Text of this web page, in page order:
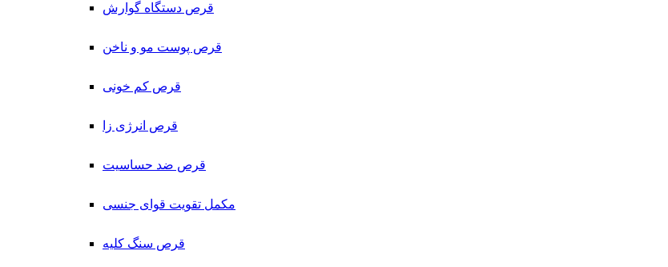
قرص دستگاه گوارش
قرص پوست مو و ناخن
قرص کم خونی
قرص انرژی زا
قرص ضد حساسیت
مکمل تقویت قوای جنسی
قرص سنگ کلیه